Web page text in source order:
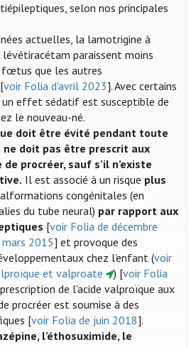
selon nos principales
actuelles, la lamotrigine à
paraissent moins
que les autres
voir Folia d'avril 2023]. Avec certains
un effet sédatif est susceptible de
le nouveau-né.
doit être évité pendant toute
ne doit pas être prescrit aux
procréer, sauf s’il n’existe
Il est associé à un risque plus
congénitales (en
du tube neural) par rapport aux
[voir Folia de décembre
2015] et provoque des
chez l’enfant (voir
et valproate
) [voir Folia
de l'acide valproïque aux
procréer est soumise à des
[voir Folia de juin 2018].
l’éthosuximide, le